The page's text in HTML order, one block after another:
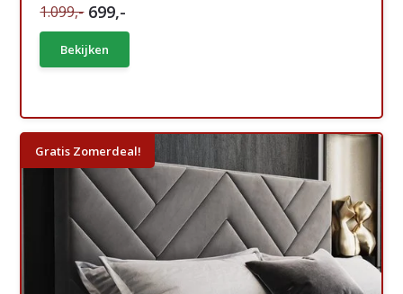
1.099,- 699,-
Bekijken
Gratis Zomerdeal!